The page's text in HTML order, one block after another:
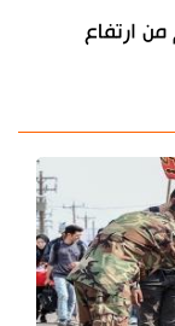
من ارتفاع